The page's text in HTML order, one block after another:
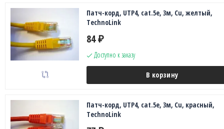
Патч-корд, UTP4, cat.5e, 3м, Сu, желтый,
TechnoLink
84 ₽
Доступно к заказу
В корзину
Патч-корд, UTP4, cat.5e, 3м, Сu, красный,
TechnoLink